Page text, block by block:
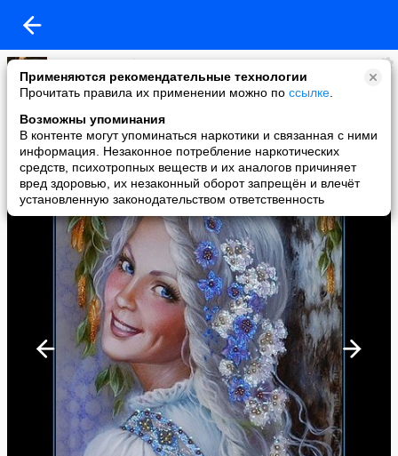
Применяются рекомендательные технологии
Прочитать правила их применении можно по ссылке
Возможны упоминания
В контенте могут упоминаться наркотики и связанная с ними
информация. Незаконное потребление наркотических
средств, психотропных веществ и их аналогов причиняет
вред здоровью, их незаконный оборот запрещён и влечёт
установленную законодательством ответственность
владимир рябченко
added a photo
08 Mar в 09:26